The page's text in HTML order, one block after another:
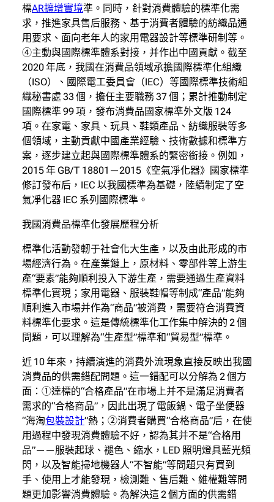
標AR擴增實境準。同時，針對消費體驗的標準化需
求，推進家具售后服務、基于消費者體驗的紡織品通
用要求、面向老年人的家用電器設計等標準研制等。
④主動與國際標準體系對接，并作出中國貢獻。截至
2020 年底，我國在消費品領域承擔國際標準化組織
（ISO）、國際電工委員會（IEC）等國際標準技術組
織秘書處 33 個，擔任主要職務 37 個；累計推動制定
國際標準 99 項，發布消費品國家標準外文版 124
項。在家電、家具、玩具、鞋類產品、紡織服裝等多
個領域，主動貢獻中國產業經驗、技術數據和標準方
案，逐步建立起與國際標準體系的緊密銜接。例如，
2015 年 GB/T 18801—2015《空氣凈化器》國家標準
修訂發布后，IEC 以我國標準為基礎，陸續制定了空
氣凈化器 IEC 系列國際標準。
我國消費品標準化發展歷程分析
標準化活動發軔于社會化大生產，以及由此形成的市
場經濟行為。在產業鏈上，原材料、零部件等上游生
產“要素”能夠順利投入下游生產，需要通過生產資料
標準化實現；家用電器、服裝鞋帽等制成“產品”能夠
順利進入市場并作為“商品”被消費，需要符合消費資
料標準化要求。這是傳統標準化工作集中解決的 2 個
問題，可以理解為“生產型”標準和“貿易型”標準。
近 10 年來，持續演進的消費外流現象直接反映出我國
消費品的供需錯配問題。這一錯配可以分解為 2 個方
面：①達標的“合格產品”在市場上并不是滿足消費者
需求的“合格商品”，因此出現了電飯鍋、電子坐便器
“海淘包裝設計”熱；②消費者購買“合格商品”后，在使
用過程中發現消費體驗不好，認為其并不是“合格用
品”——服裝起球、褪色、縮水，LED 照明燈具藍光頻
閃，以及智能掃地機器人“不智能”等問題只有買到
手、使用上才能發現，檢測難、售后難、維權難等問
題更加影響消費體驗。為解決這 2 個方面的供需錯